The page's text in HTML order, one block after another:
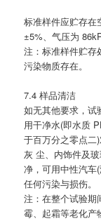
标准样件应贮存
±5%、气压为
注：标准样件贮存
污染物质存在。
7.4 样品清洁
如无其他要求，试
用干净水(即水质
于百万分之零点二
灰 尘、内饰件及
净，可用中性汽车
任何污染与损伤。
注：在整个试验期
霉、起霜等老化产